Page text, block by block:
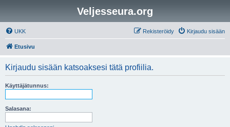
Veljesseura.org
UKK Kirjaudu sisään
Rekisteröidy
Etusivu
Kirjaudu sisään katsoaksesi tätä profiilia.
Käyttäjätunnus:
Salasana: